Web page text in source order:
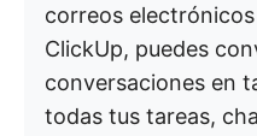
correos
ClickUp, puedes
conversaciones en
todas tus tareas,